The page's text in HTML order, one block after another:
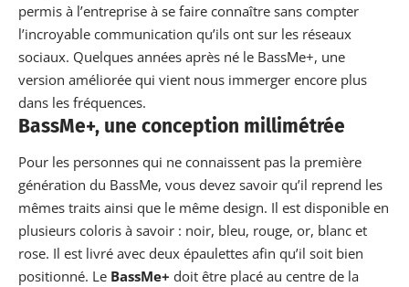
permis à l’entreprise à se faire connaître sans compter
l’incroyable communication qu’ils ont sur les réseaux
sociaux. Quelques années après né le BassMe+, une
version améliorée qui vient nous immerger encore plus
dans les fréquences.
BassMe+, une conception millimétrée
Pour les personnes qui ne connaissent pas la première
génération du BassMe, vous devez savoir qu’il reprend les
mêmes traits ainsi que le même design. Il est disponible en
plusieurs coloris à savoir : noir, bleu, rouge, or, blanc et
rose. Il est livré avec deux épaulettes afin qu’il soit bien
positionné. Le BassMe+ doit être placé au centre de la